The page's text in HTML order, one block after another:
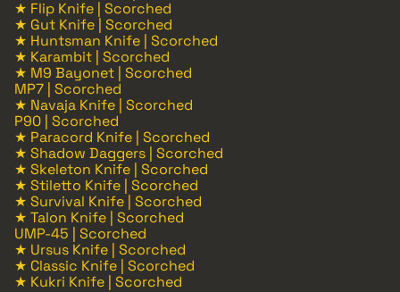
★ Flip Knife | Scorched
★ Gut Knife | Scorched
★ Huntsman Knife | Scorched
★ Karambit | Scorched
★ M9 Bayonet | Scorched
MP7 | Scorched
★ Navaja Knife | Scorched
P90 | Scorched
★ Paracord Knife | Scorched
★ Shadow Daggers | Scorched
★ Skeleton Knife | Scorched
★ Stiletto Knife | Scorched
★ Survival Knife | Scorched
★ Talon Knife | Scorched
UMP-45 | Scorched
★ Ursus Knife | Scorched
★ Classic Knife | Scorched
★ Kukri Knife | Scorched